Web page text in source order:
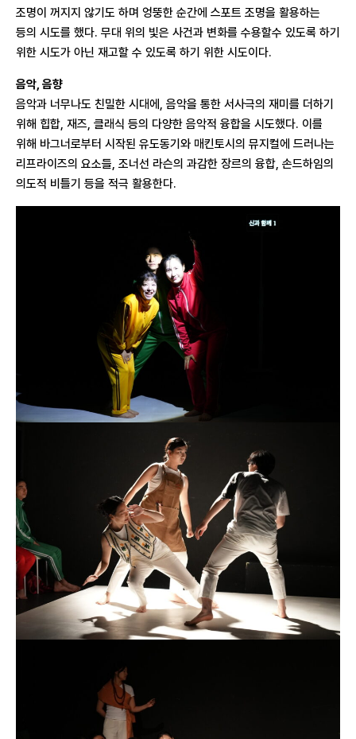
조명이 꺼지지 않기도 하며 엉뚱한 순간에 스포트 조명을 활용하는
등의 시도를 했다. 무대 위의 빛은 사건과 변화를 수용할수 있도록 하기
위한 시도가 아닌 재고할 수 있도록 하기 위한 시도이다.
음악, 음향
음악과 너무나도 친밀한 시대에, 음악을 통한 서사극의 재미를 더하기
위해 힙합, 재즈, 클래식 등의 다양한 음악적 융합을 시도했다. 이를
위해 바그너로부터 시작된 유도동기와 매킨토시의 뮤지컬에 드러나는
리프라이즈의 요소들, 조너선 라슨의 과감한 장르의 융합, 손드하임의
의도적 비틀기 등을 적극 활용한다.